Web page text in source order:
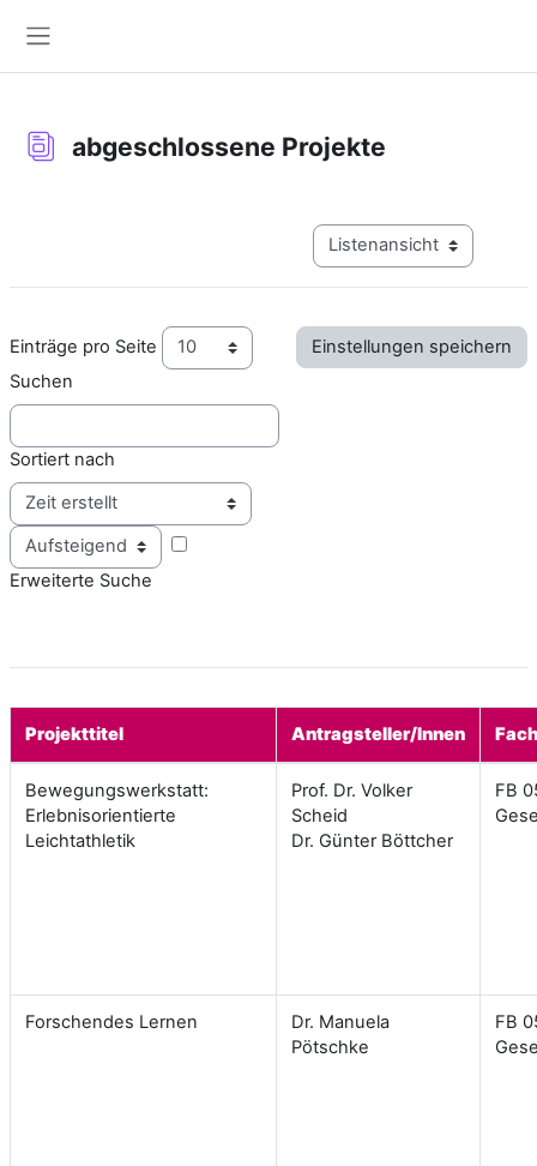
abgeschlossene Projekte
Modus Tertiärnavigation
Einträge pro Seite
Suchen
Sortiert nach
Erweiterte Suche
Projekttitel Antragsteller/Innen
Bewegungswerkstatt:
Erlebnisorientierte
Leichtathletik
Prof. Dr. Volker
Scheid
Dr. Günter Böttcher
FB
Forschendes Lernen
Dr. Manuela
Pötschke
FB